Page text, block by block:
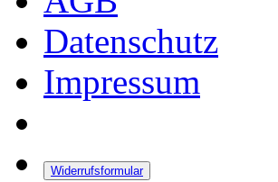
Datenschutz
Impressum
Widerrufsformular